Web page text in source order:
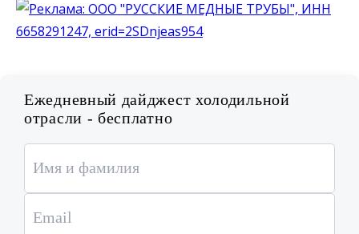
Ежедневный дайджест холодильной
отрасли - бесплатно